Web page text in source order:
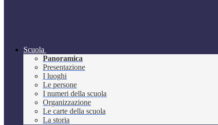
Scuola
Panoramica
Presentazione
I luoghi
Le persone
I numeri della scuola
Organizzazione
Le carte della scuola
La storia